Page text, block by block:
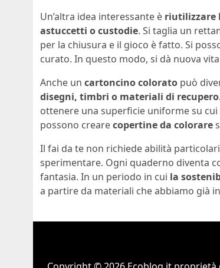
Un’altra idea interessante è riutilizzare
astuccetti o custodie. Si taglia un
per la chiusura e il gioco è fatto. Si
curato. In questo modo, si dà nuova
Anche un cartoncino colorato può
disegni, timbri o materiali di recupero
ottenere una superficie uniforme su
possono crearecopertine da colorare
Il fai da te non richiede abilità
sperimentare. Ogni quaderno diventa
fantasia. In un periodo in cui la
a partire da materiali che abbiamo già